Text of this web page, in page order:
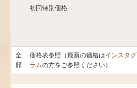
初回特別価格
全
顔
価格表参照（最新の価格はインスタグ
ラムの方をご参照ください）